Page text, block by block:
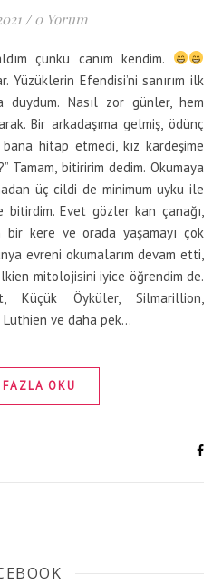
/ 0 Yorum
çünkü canım kendim.
Yüzüklerin Efendisi’ni sanırım ilk
duydum. Nasıl zor günler, hem
Bir arkadaşıma gelmiş, ödünç
hitap etmedi, kız kardeşime
Tamam, bitiririm dedim. Okumaya
üç cildi de minimum uyku ile
bitirdim. Evet gözler kan çanağı,
bir kere ve orada yaşamayı çok
evreni okumalarım devam etti,
mitolojisini iyice öğrendim de.
Küçük Öyküler, Silmarillion,
Luthien ve daha pek…
OKU